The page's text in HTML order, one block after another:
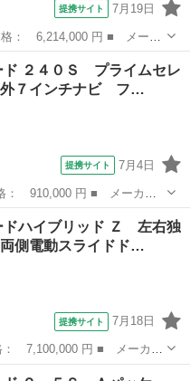
提携サイト 7月19日
ード ■ グレード名： Ｚ
周囲カメラ １３．２型フリ
ド ２４０Ｓ プライムセレ
７インチナビ フ…
提携サイト 7月4日
■ グレード名： ２４０
インチナビ フルセグ Ｂｌ
ドハイブリッド Ｚ 左右独
側電動スライドド…
提携サイト 7月18日
ハイブリッド ■ グレード